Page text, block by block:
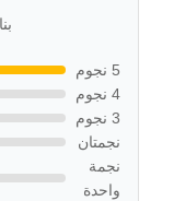
5 نجوم
4 نجوم
3 نجوم
نجمتان
نجمة
واحدة